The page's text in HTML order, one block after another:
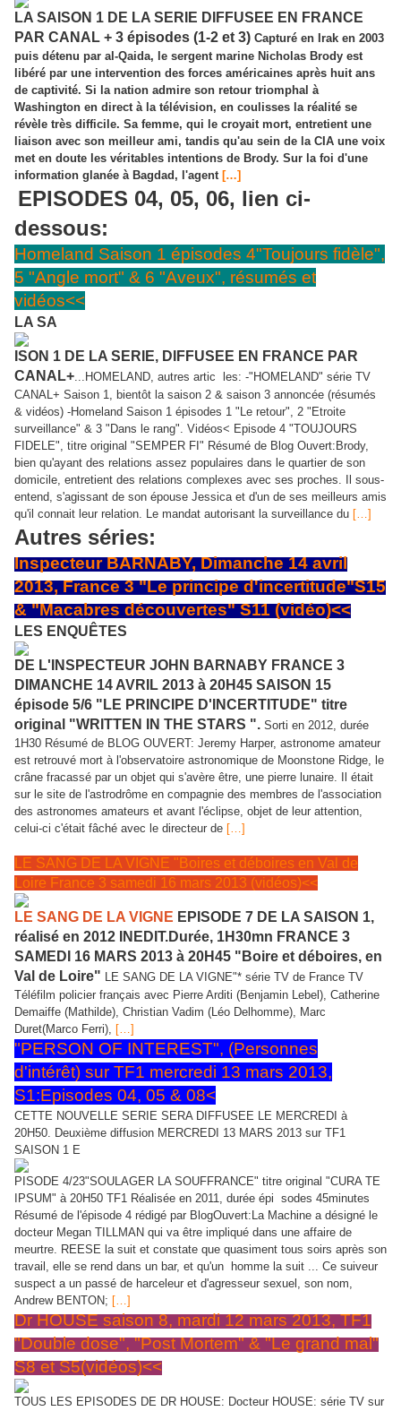
LA SAISON 1 DE LA SERIE DIFFUSEE EN FRANCE
PAR CANAL + 3 épisodes (1-2 et 3) Capturé en Irak en 2003
puis détenu par al-Qaida, le sergent marine Nicholas Brody est
libéré par une intervention des forces américaines après huit ans
de captivité. Si la nation admire son retour triomphal à
Washington en direct à la télévision, en coulisses la réalité se
révèle très difficile. Sa femme, qui le croyait mort, entretient une
liaison avec son meilleur ami, tandis qu'au sein de la CIA une voix
met en doute les véritables intentions de Brody. Sur la foi d'une
information glanée à Bagdad, l'agent […]
EPISODES 04, 05, 06, lien ci-
dessous:
Homeland Saison 1 épisodes 4"Toujours fidèle",
5 "Angle mort" & 6 "Aveux", résumés et
vidéos<<
LA SA
ISON 1 DE LA SERIE, DIFFUSEE EN FRANCE PAR
CANAL+...HOMELAND, autres artic
les: -"HOMELAND" série TV
CANAL+ Saison 1, bientôt la saison 2 & saison 3 annoncée (résumés
& vidéos) -Homeland Saison 1 épisodes 1 "Le retour", 2 "Etroite
surveillance" & 3 "Dans le rang". Vidéos< Episode 4 "TOUJOURS
FIDELE", titre original "SEMPER FI" Résumé de Blog Ouvert:Brody,
bien qu'ayant des relations assez populaires dans le quartier de son
domicile, entretient des relations complexes avec ses proches. Il sous-
entend, s'agissant de son épouse Jessica et d'un de ses meilleurs amis
qu'il connait leur relation. Le mandat autorisant la surveillance du […]
Autres séries:
Inspecteur BARNABY, Dimanche 14 avril
2013, France 3 "Le principe d'incertitude"S15
& "Macabres découvertes" S11 (vidéo)<<
LES ENQUÊTES
DE L'INSPECTEUR JOHN BARNABY FRANCE 3
DIMANCHE 14 AVRIL 2013 à 20H45 SAISON 15
épisode 5/6 "LE PRINCIPE D'INCERTITUDE" titre
original "WRITTEN IN THE STARS ". Sorti en 2012, durée
1H30 Résumé de BLOG OUVERT: Jeremy Harper, astronome amateur
est retrouvé mort à l'observatoire astronomique de Moonstone Ridge, le
crâne fracassé par un objet qui s'avère être, une pierre lunaire. Il était
sur le site de l'astrodrôme en compagnie des membres de l'association
des astronomes amateurs et avant l'éclipse, objet de leur attention,
celui-ci c'était fâché avec le directeur de […]
LE SANG DE LA VIGNE "Boires et déboires en Val de
Loire France 3 samedi 16 mars 2013 (vidéos)<<
LE SANG DE LA VIGNE EPISODE 7 DE LA SAISON 1,
réalisé en 2012 INEDIT.Durée, 1H30mn FRANCE 3
SAMEDI 16 MARS 2013 à 20H45 "Boire et déboires, en
Val de Loire" LE SANG DE LA VIGNE"* série TV de France TV
Téléfilm policier français avec Pierre Arditi (Benjamin Lebel), Catherine
Demaiffe (Mathilde), Christian Vadim (Léo Delhomme), Marc
Duret(Marco Ferri), […]
"PERSON OF INTEREST", (Personnes
d'intérêt) sur TF1 mercredi 13 mars 2013,
S1:Episodes 04, 05 & 08<
CETTE NOUVELLE SERIE SERA DIFFUSEE LE MERCREDI à
20H50. Deuxième diffusion MERCREDI 13 MARS 2013 sur TF1
SAISON 1 E
PISODE 4/23"SOULAGER LA SOUFFRANCE" titre original "CURA TE
IPSUM" à 20H50 TF1 Réalisée en 2011, durée épi sodes 45minutes
Résumé de l'épisode 4 rédigé par BlogOuvert:La Machine a désigné le
docteur Megan TILLMAN qui va être impliqué dans une affaire de
meurtre. REESE la suit et constate que quasiment tous soirs après son
travail, elle se rend dans un bar, et qu'un
homme la suit ... Ce suiveur
suspect a un passé de harceleur et d'agresseur sexuel, son nom,
Andrew BENTON; […]
Dr HOUSE saison 8, mardi 12 mars 2013, TF1
"Double dose", "Post Mortem" & "Le grand mal"
S8 et S5(vidéos)<<
TOUS LES EPISODES DE DR HOUSE: Docteur HOUSE: série TV sur